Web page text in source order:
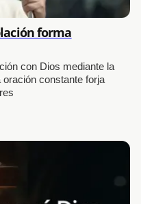
forma
con Dios mediante la
constante forja